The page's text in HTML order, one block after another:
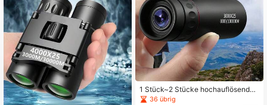
1 Stück~2 Stücke hochauflösendes
Fernrohr für Erwachsene mit großer
36 übrig